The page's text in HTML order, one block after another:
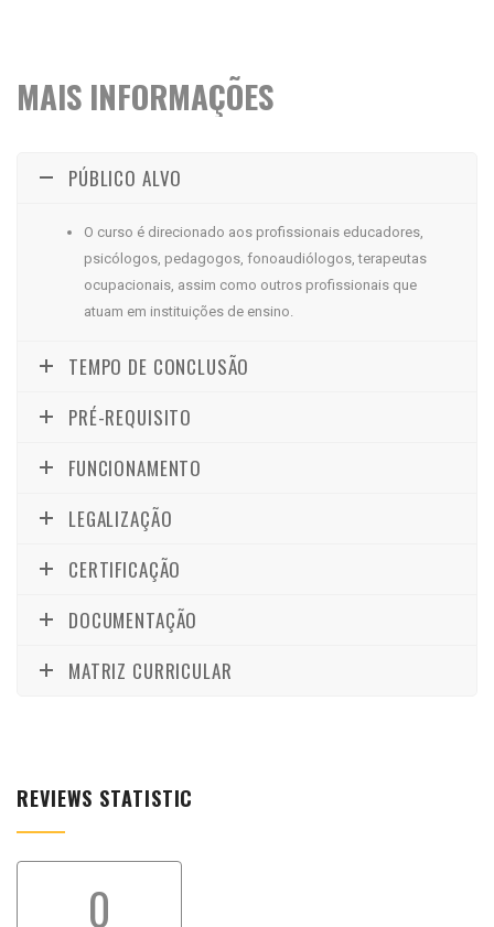
MAIS INFORMAÇÕES
PÚBLICO ALVO
O curso é direcionado aos profissionais educadores,
psicólogos, pedagogos, fonoaudiólogos, terapeutas
ocupacionais, assim como outros profissionais que
atuam em instituições de ensino.
TEMPO DE CONCLUSÃO
PRÉ-REQUISITO
FUNCIONAMENTO
LEGALIZAÇÃO
CERTIFICAÇÃO
DOCUMENTAÇÃO
MATRIZ CURRICULAR
REVIEWS STATISTIC
0